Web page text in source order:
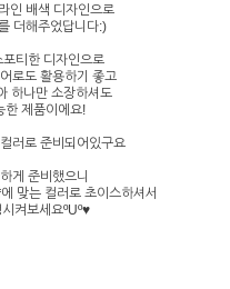
인 배색 디자인으로
더해주었답니다:)
티한 디자인으로
로도 활용하기 좋고
하나만 소장하셔도
한 제품이에요!
러로 준비되어있구요
게 준비했으니
맞는 컬러로 초이스하셔서
켜보세요ºUº♥